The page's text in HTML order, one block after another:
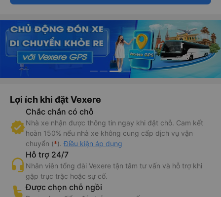
Lợi ích khi đặt Vexere
Chắc chắn có chỗ
Nhà xe nhận được thông tin ngay khi đặt chỗ. Cam kết
hoàn 150% nếu nhà xe không cung cấp dịch vụ vận
chuyển (*). Điều kiện áp dụng
Hỗ trợ 24/7
Nhân viên tổng đài Vexere tận tâm tư vấn và hỗ trợ khi
gặp trục trặc hoặc sự cố.
Được chọn chỗ ngồi